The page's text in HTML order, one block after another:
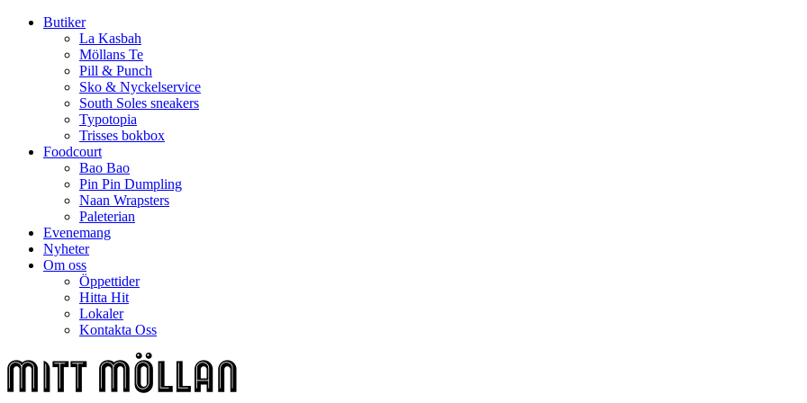
Butiker
La Kasbah
Möllans Te
Pill & Punch
Sko & Nyckelservice
South Soles sneakers
Typotopia
Trisses bokbox
Foodcourt
Bao Bao
Pin Pin Dumpling
Naan Wrapsters
Paleterian
Evenemang
Nyheter
Om oss
Öppettider
Hitta Hit
Lokaler
Kontakta Oss